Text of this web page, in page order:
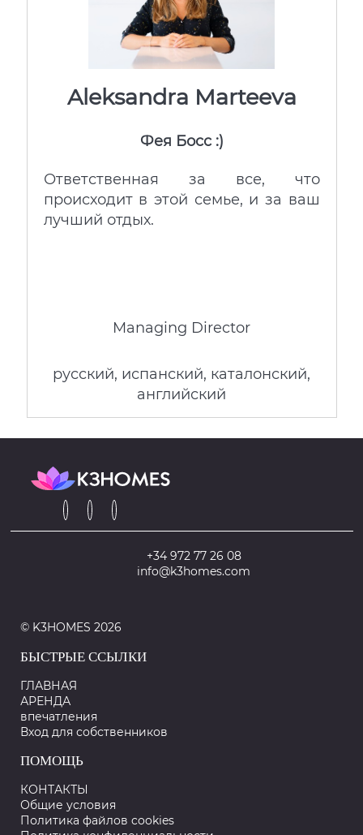
Aleksandra Marteeva
Фея Босс :)
Ответственная за все, что
происходит в этой семье, и за ваш
лучший отдых.
Managing Director
русский, испанский, каталонский,
английский
+34 972 77 26 08
info@k3homes.com
© K3HOMES 2026
БЫСТРЫЕ ССЫЛКИ
ГЛАВНАЯ
АРЕНДА
впечатления
Вход для собственников
ПОМОЩЬ
КОНТАКТЫ
Общие условия
Политика файлов cookies